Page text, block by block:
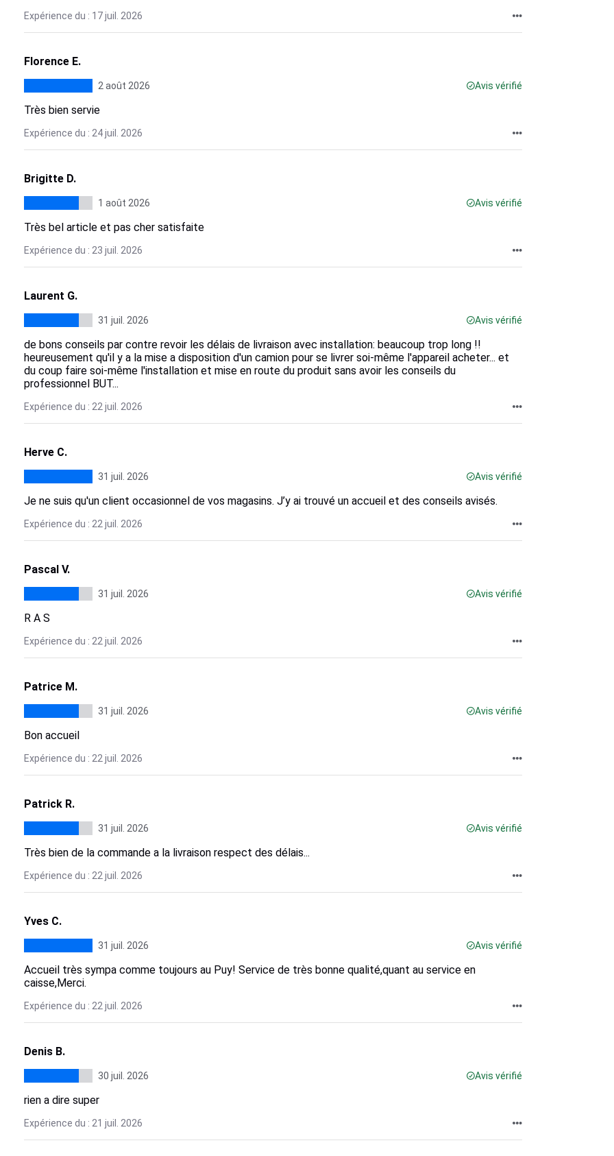
Expérience du : 17 juil. 2026
Florence E.
2 août 2026 Avis vérifié
Très bien servie
Expérience du : 24 juil. 2026
Brigitte D.
1 août 2026 Avis vérifié
Très bel article et pas cher satisfaite
Expérience du : 23 juil. 2026
Laurent G.
31 juil. 2026 Avis vérifié
de bons conseils par contre revoir les délais de livraison avec installation: beaucoup trop long !!
heureusement qu'il y a la mise a disposition d'un camion pour se livrer soi-même l'appareil acheter... et
du coup faire soi-même l'installation et mise en route du produit sans avoir les conseils du
professionnel BUT...
Expérience du : 22 juil. 2026
Herve C.
31 juil. 2026 Avis vérifié
Je ne suis qu'un client occasionnel de vos magasins. J’y ai trouvé un accueil et des conseils avisés.
Expérience du : 22 juil. 2026
Pascal V.
31 juil. 2026 Avis vérifié
R A S
Expérience du : 22 juil. 2026
Patrice M.
31 juil. 2026 Avis vérifié
Bon accueil
Expérience du : 22 juil. 2026
Patrick R.
31 juil. 2026 Avis vérifié
Très bien de la commande a la livraison respect des délais...
Expérience du : 22 juil. 2026
Yves C.
31 juil. 2026 Avis vérifié
Accueil très sympa comme toujours au Puy! Service de très bonne qualité,quant au service en
caisse,Merci.
Expérience du : 22 juil. 2026
Denis B.
30 juil. 2026 Avis vérifié
rien a dire super
Expérience du : 21 juil. 2026